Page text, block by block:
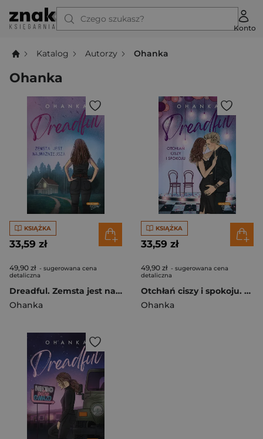
Czego szukasz?
Konto
Katalog Autorzy Ohanka
Ohanka
KSIĄŻKA
33,59 zł
49,90 zł - sugerowana cena
detaliczna
Dreadful. Zemsta jest najważniejsza
Ohanka
KSIĄŻKA
33,59 zł
49,90 zł - sugerowana cena
detaliczna
Otchłań ciszy i spokoju. Dreadful. Tom 2
Ohanka